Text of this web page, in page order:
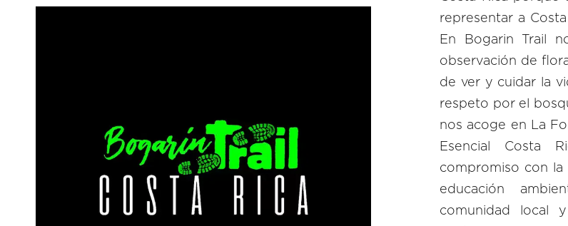
representar a
En Bogarin Trail
observación de
de ver y cuidar la
respeto por el
nos acoge en La
Esencial Costa
compromiso con la
educación
comunidad local